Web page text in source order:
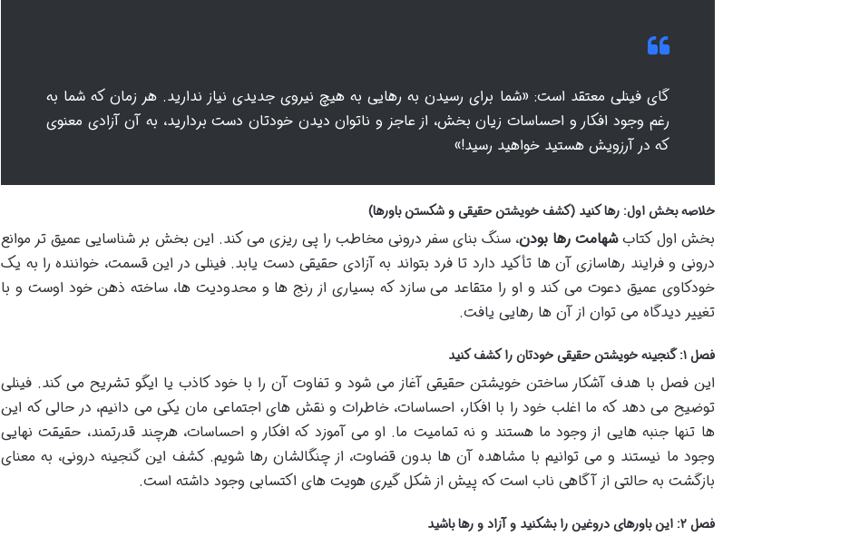
گای فینلی معتقد است: «شما برای رسیدن به رهایی به هیچ نیروی جدیدی نیاز ندارید. هر زمان که شما به
رغم وجود افکار و احساسات زیان بخش، از عاجز و ناتوان دیدن خودتان دست بردارید، به آن آزادی معنوی
که در آرزویش هستید خواهید رسید!»
خلاصه بخش اول: رها کنید (کشف خویشتن حقیقی و شکستن باورها)
بخش اول کتابشهامت رها بودن، سنگ بنای سفر درونی مخاطب را پی ریزی می کند. این بخش بر شناسایی عمیق تر موانع
درونی و فرایند رهاسازی آن ها تأکید دارد تا فرد بتواند به آزادی حقیقی دست یابد. فینلی در این قسمت، خواننده را به یک
خودکاوی عمیق دعوت می کند و او را متقاعد می سازد که بسیاری از رنج ها و محدودیت ها، ساخته ذهن خود اوست و با
تغییر دیدگاه می توان از آن ها رهایی یافت.
فصل ۱: گنجینه خویشتن حقیقی خودتان را کشف کنید
این فصل با هدف آشکار ساختن خویشتن حقیقی آغاز می شود و تفاوت آن را با خود کاذب یا ایگو تشریح می کند. فینلی
توضیح می دهد که ما اغلب خود را با افکار، احساسات، خاطرات و نقش های اجتماعی مان یکی می دانیم، در حالی که این
ها تنها جنبه هایی از وجود ما هستند و نه تمامیت ما. او می آموزد که افکار و احساسات، هرچند قدرتمند، حقیقت نهایی
وجود ما نیستند و می توانیم با مشاهده آن ها بدون قضاوت، از چنگالشان رها شویم. کشف این گنجینه درونی، به معنای
بازگشت به حالتی از آگاهی ناب است که پیش از شکل گیری هویت های اکتسابی وجود داشته است.
فصل ۲: این باورهای دروغین را بشکنید و آزاد و رها باشید